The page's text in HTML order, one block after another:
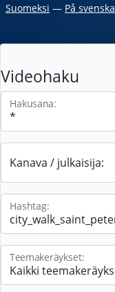
Suomeksi ― På svenska
Videohaku
Hakusana:
Kanava / julkaisija:
Hashtag:
Teemakeräykset: